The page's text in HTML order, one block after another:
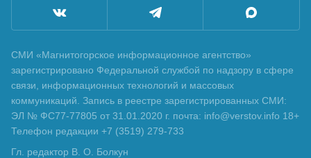
СМИ «Магнитогорское информационное агентство»
зарегистрировано Федеральной службой по надзору в сфере
связи, информационных технологий и массовых
коммуникаций. Запись в реестре зарегистрированных СМИ:
ЭЛ № ФС77-77805 от 31.01.2020 г. почта: info@verstov.info 18+
Телефон редакции +7 (3519) 279-733
Гл. редактор В. О. Болкун